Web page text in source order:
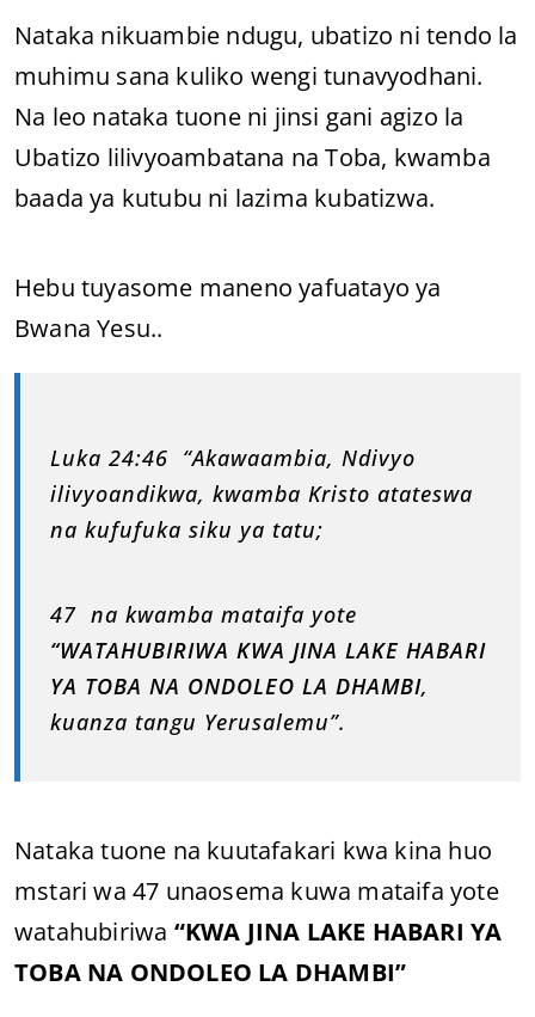
Nataka nikuambie ndugu, ubatizo ni tendo la
muhimu sana kuliko wengi tunavyodhani.
Na leo nataka tuone ni jinsi gani agizo la
Ubatizo lilivyoambatana na Toba, kwamba
baada ya kutubu ni lazima kubatizwa.
Hebu tuyasome maneno yafuatayo ya
Bwana Yesu..
Luka 24:46 “Akawaambia, Ndivyo
ilivyoandikwa, kwamba Kristo atateswa
na kufufuka siku ya tatu;
47 na kwamba mataifa yote
“WATAHUBIRIWA KWA JINA LAKE HABARI
YA TOBA NA ONDOLEO LA DHAMBI,
kuanza tangu Yerusalemu”.
Nataka tuone na kuutafakari kwa kina huo
mstari wa 47 unaosema kuwa mataifa yote
watahubiriwa “KWA JINA LAKE HABARI YA
TOBA NA ONDOLEO LA DHAMBI”